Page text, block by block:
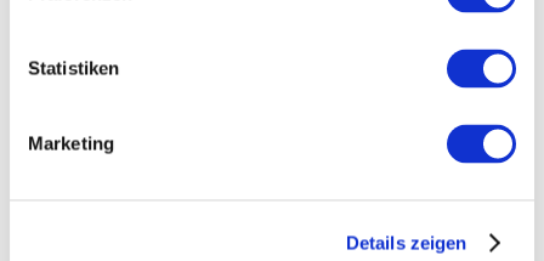
Statistiken
Marketing
Details zeigen